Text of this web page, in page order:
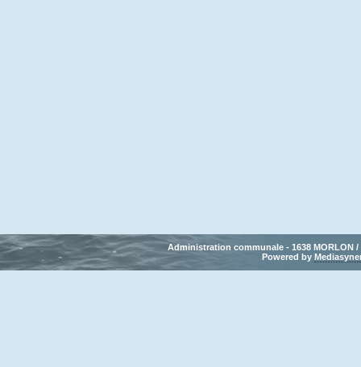
Administration communale - 1638 MORLON /
Powered by